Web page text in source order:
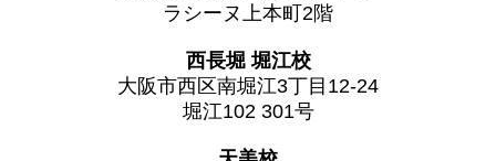
ラシーヌ上本町2階
西長堀 堀江校
大阪市西区南堀江3丁目12-24
堀江102 301号